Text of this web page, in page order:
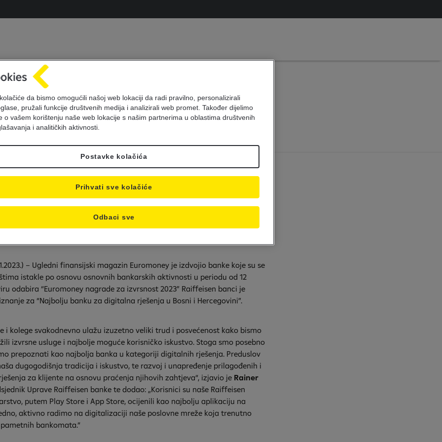
ima najbolja
rješenja u BiH
nagrade za izvrsnost 2023
– Ugledni finansijski magazin Euromoney je izdvojio banke koje su se
istakle po osnovu osnovnih bankarskih aktivnosti u periodu od 12
odabira “Euromoney nagrade za izvrsnost 2023” Raiffeisen banci je
za “Najbolju banku za digitalna rješenja u Bosni i Hercegovini”.
i kolege svakodnevno ulažu izuzetno veliki trud i posvećenost kako bismo
izvrsne usluge i najbolje moguće korisničko iskustvo. Stoga smo posebno
prepoznati kao najbolja banka u kategoriji digitalnih rješenja. Preduslov
dugogodišnja tradicija i iskustvo, te razvoj i unapređenje prilagođenih i
za klijente na osnovu praćenja njihovih zahtjeva“, izjavio je Rainer
Uprave Raiffeisen banke te dodao: „Korisnici su naše Raiffeisen
putem Play Store i App Store, ocijenili kao najbolju aplikaciju na
aktivno radimo na digitalizaciji naše poslovne mreže koja trenutno
bankomata.“
da bismo omogućili našoj web lokaciji da radi pravilno, personalizirali
pružali funkcije društvenih medija i analizirali web promet. Također dijelimo
o vašem korištenju naše web lokacije s našim partnerima u oblastima društvenih
i analitičkih aktivnosti.
Postavke kolačića
Odbaci sve
Prihvati sve kolačiće